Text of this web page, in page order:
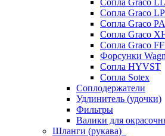
Сопла Graco
Сопла Graco LP
Сопла Graco
Сопла Graco
Сопла Graco
Форсунки
Сопла HYVST
Сопла Sotex
Соплодержатели
Удлинитель (удочки)
Фильтры
Валики для
Шланги (рукава)